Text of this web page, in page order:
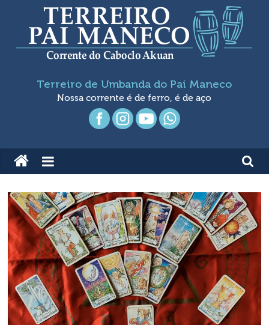
conteúdo
Terreiro
Umbanda
Pai
Maneco
Nossa
Corrente
é
de
Ferro
é
de
Terreiro de Umbanda do Pai Maneco
Nossa corrente é de ferro, é de aço